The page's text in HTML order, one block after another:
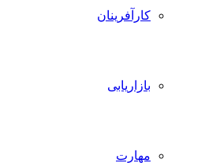
کارآفرینان
بازاریابی
مهارت